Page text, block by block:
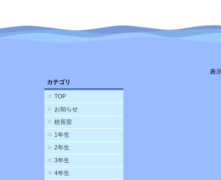
カテゴリ
TOP
お知らせ
校長室
1年生
2年生
3年生
4年生
表